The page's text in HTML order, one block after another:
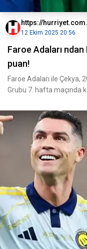
https://
12 Ekim 2025 20:56
Faroe Adaları
puan!
Faroe Adaları ile Çekya,
Grubu 7. hafta maçında